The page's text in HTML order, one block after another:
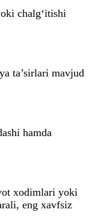
chalg‘itishi
ta’sirlari mavjud
hamda
xodimlari yoki
eng xavfsiz